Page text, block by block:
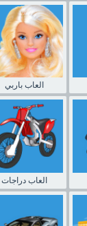
العاب باربي
العاب دراجات